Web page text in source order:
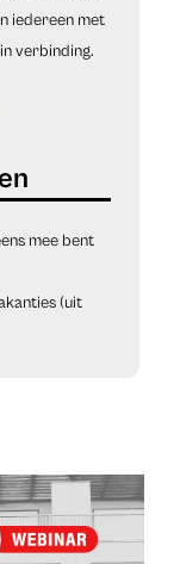
iedereen met
verbinding.
mee bent
(uit